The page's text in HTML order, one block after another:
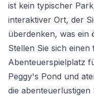
ist kein typischer
interaktiver Ort, der
überdenken, was ein
Stellen Sie sich
Abenteuerspielplatz
Peggy's Pond und
die abenteuerlustigen